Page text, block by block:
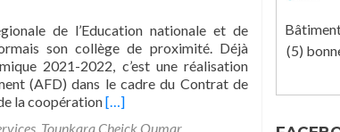
de l’Education nationale et de
son collège de proximité. Déjà
2021-2022, c’est une réalisation
(AFD) dans le cadre du Contrat de
la coopérationEn
[…]
, Tounkara Cheick Oumar
(5)